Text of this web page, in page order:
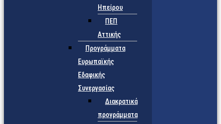
Ηπείρου
ΠΕΠ
Αττικής
Προγράμματα
Ευρωπαϊκής
Εδαφικής
Συνεργασίας
Διακρατικά
προγράμματα